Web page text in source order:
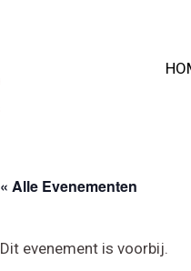
« Alle Evenementen
Dit evenement is voorbij.